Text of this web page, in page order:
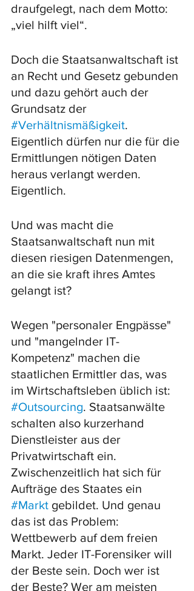
draufgelegt, nach dem Motto:
„viel hilft viel“.
Doch die Staatsanwaltschaft ist
an Recht und Gesetz gebunden
und dazu gehört auch der
Grundsatz der
#Verhältnismäßigkeit.
Eigentlich dürfen nur die für die
Ermittlungen nötigen Daten
heraus verlangt werden.
Eigentlich.
Und was macht die
Staatsanwaltschaft nun mit
diesen riesigen Datenmengen,
an die sie kraft ihres Amtes
gelangt ist?
Wegen "personaler Engpässe"
und "mangelnder IT-
Kompetenz" machen die
staatlichen Ermittler das, was
im Wirtschaftsleben üblich ist:
#Outsourcing. Staatsanwälte
schalten also kurzerhand
Dienstleister aus der
Privatwirtschaft ein.
Zwischenzeitlich hat sich für
Aufträge des Staates ein
#Markt gebildet. Und genau
das ist das Problem:
Wettbewerb auf dem freien
Markt. Jeder IT-Forensiker will
der Beste sein. Doch wer ist
der Beste? Wer am meisten